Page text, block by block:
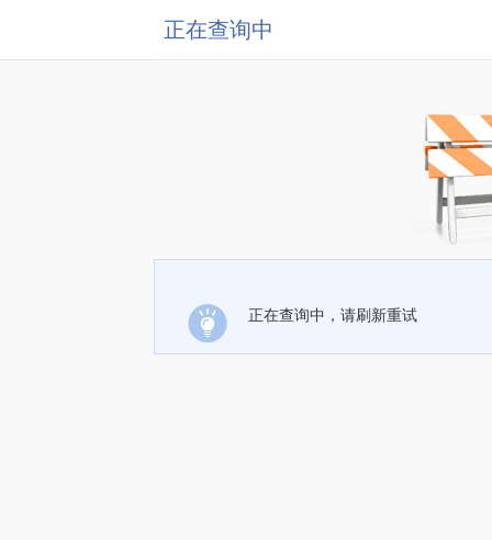
正在查询中
正在查询中，请刷新重试